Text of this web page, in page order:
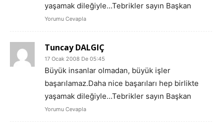
yaşamak dileğiyle…Tebrikler sayın Başkan
Yorumu Cevapla
Tuncay DALGIÇ
17 Ocak 2008 De 05:45
Büyük insanlar olmadan, büyük işler
başarılamaz.Daha nice başarıları hep birlikte
yaşamak dileğiyle…Tebrikler sayın Başkan
Yorumu Cevapla